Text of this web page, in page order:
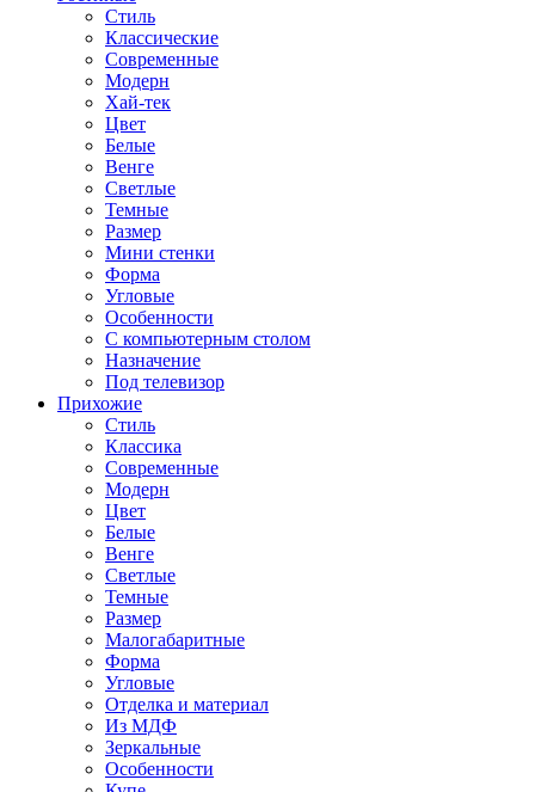
Стиль
Классические
Современные
Модерн
Хай-тек
Цвет
Белые
Венге
Светлые
Темные
Размер
Мини стенки
Форма
Угловые
Особенности
С компьютерным столом
Назначение
Под телевизор
Прихожие
Стиль
Классика
Современные
Модерн
Цвет
Белые
Венге
Светлые
Темные
Размер
Малогабаритные
Форма
Угловые
Отделка и материал
Из МДФ
Зеркальные
Особенности